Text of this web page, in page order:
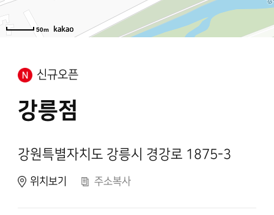
50m
신규오픈
강릉점
강원특별자치도 강릉시 경강로 1875-3
위치보기 주소복사